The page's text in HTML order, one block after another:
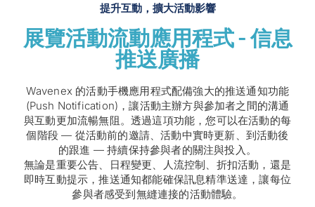
提升互動，擴大活動影響
展覽活動流動應用程式 - 信息
推送廣播
Wavenex 的活動手機應用程式配備強大的推送通知功能
(Push Notification)，讓活動主辦方與參加者之間的溝通
與互動更加流暢無阻。透過這項功能，您可以在活動的每
個階段 — 從活動前的邀請、活動中實時更新、到活動後
的跟進 — 持續保持參與者的關注與投入。
無論是重要公告、日程變更、人流控制、折扣活動，還是
即時互動提示，推送通知都能確保訊息精準送達，讓每位
參與者感受到無縫連接的活動體驗。